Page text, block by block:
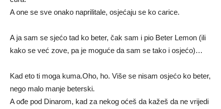
A one se sve onako naprilitale, osjećaju se ko carice.
A ja sam se sjećo tad ko beter, čak sam i pio Beter Lemon (ili
kako se već zove, pa je moguće da sam se tako i osjećo)…
Kad eto ti moga kuma.Oho, ho. Više se nisam osjećo ko beter,
nego malo manje beterski.
A ođe pod Dinarom, kad za nekog oćeš da kažeš da ne vrijedi